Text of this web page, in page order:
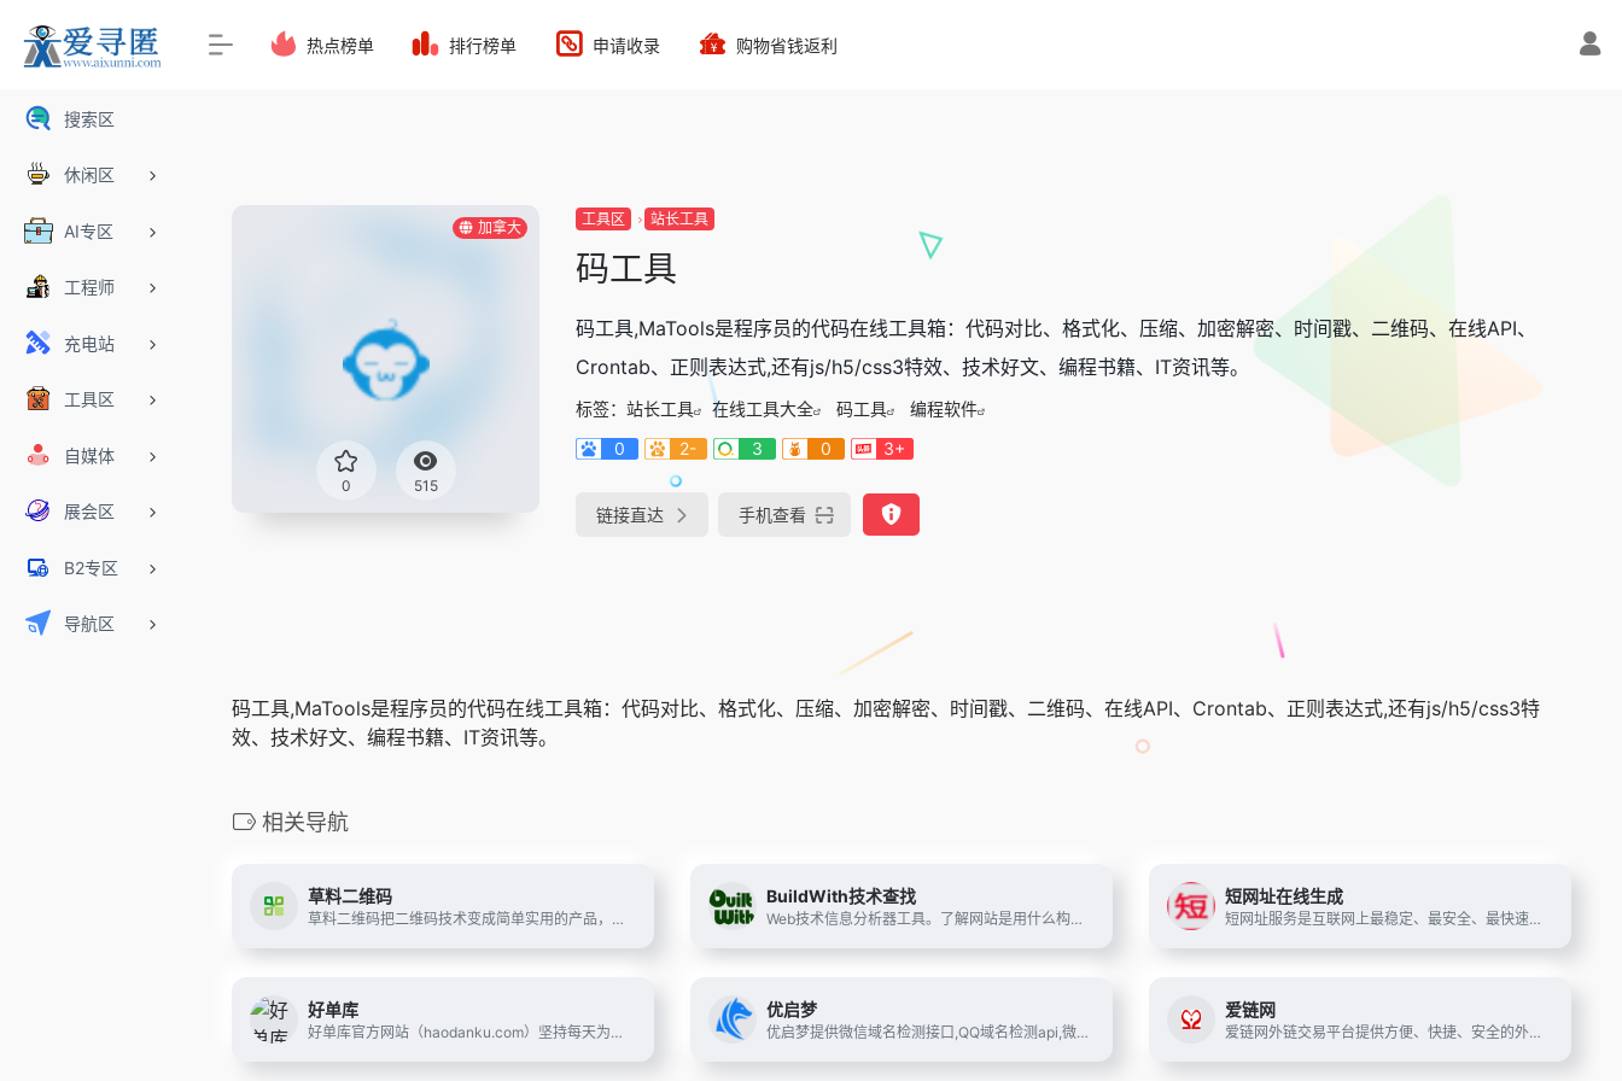
搜索区
休闲区
AI专区
工程师
充电站
工具区
自媒体
展会区
B2专区
导航区
热点榜单 排行榜单 申请收录 购物省钱返利
加拿大
0 515
工具区 站长工具
码工具
码工具,MaTools是程序员的代码在线工具箱：代码对比、格式化、压缩、加密解密、时间戳、二维码、在线API、
Crontab、正则表达式,还有js/h5/css3特效、技术好文、编程书籍、IT资讯等。
标签： 站长工具 在线工具大全 码工具
编程软件
0
2- 3 0 3+
链接直达 手机查看
码工具,MaTools是程序员的代码在线工具箱：代码对比、格式化、压缩、加密解密、时间戳、二维码、在线API、Crontab、正则表达式,还有js/h5/css3特
效、技术好文、编程书籍、IT资讯等。
相关导航
草料二维码
草料二维码把二维码技术变成简单实用的产品，让每个人都可以快速复用成功案例经验，自由组合内容展示、表单、批量、数据统计、美化和标签排版等功能，免费制作出能高效解决业务问题的二维码
BuildWith技术查找
Web技术信息分析器工具。了解网站是用什么构建的。
短网址在线生成
短网址服务是互联网上最稳定、最安全、最快速的短网址服务，帮您把冗长的URL地址缩短成8个字符以内的短网址。
好单库
好单库官方网站（haodanku.com）坚持每天为淘客提供全网最优质精选领券优惠券信息,全天实时直播独家给力一手单,找好单就上好单库选品, 蜂客联盟旗下商品库打造最大淘客联盟商品库
优启梦
优启梦提供微信域名检测接口,QQ域名检测api,微信域名防封系统，返回查询结果实时邮件通知,准确率100%,API接口响应速度快，为您的微信项目保驾护航。
爱链网
爱链网外链交易平台提供方便、快捷、安全的外链交易服务,友情链接平台,外链买卖,出售链接,求购链接,链接打包出售,买链接,卖链接,外链打包购买,链接交易,我们坚持为广大站长推广网站服务。